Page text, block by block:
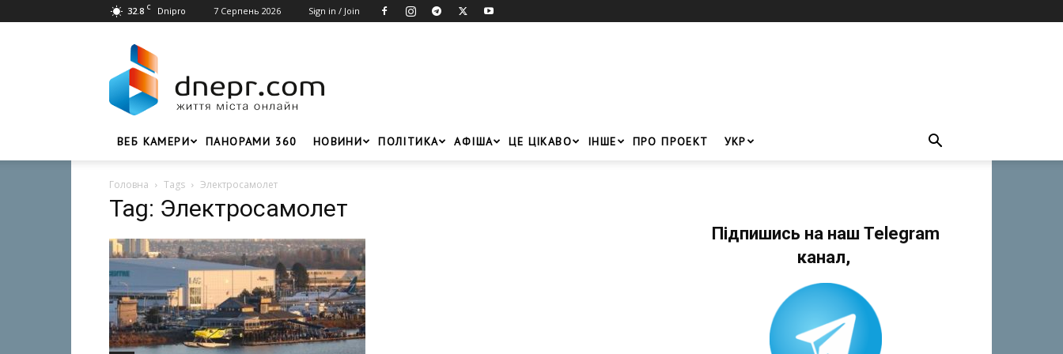
32.8 C Dnipro 7 Серпень 2026 Sign in / Join
Головний
портал
Дніпра
ВЕБ КАМЕРИ ПАНОРАМИ 360 НОВИНИ ПОЛІТИКА АФІША ЦЕ ЦІКАВО ІНШЕ ПРО ПРОЕКТ УКР
Головна Tags Электросамолет
Tag: Электросамолет
Підпишись на наш Telegram
канал,